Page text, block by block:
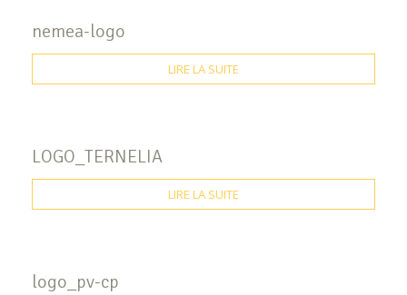
nemea-logo
LIRE LA SUITE
LOGO_TERNELIA
LIRE LA SUITE
logo_pv-cp